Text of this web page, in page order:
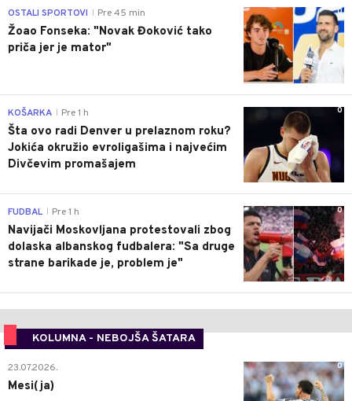
0
OSTALI SPORTOVI Pre 45 min
Žoao Fonseka: "Novak Đoković tako
priča jer je mator"
0
KOŠARKA Pre 1 h
Šta ovo radi Denver u prelaznom roku?
Jokića okružio evroligašima i najvećim
Divčevim promašajem
0
FUDBAL Pre 1 h
Navijači Moskovljana protestovali zbog
dolaska albanskog fudbalera: "Sa druge
strane barikade je, problem je"
KOLUMNA - NEBOJŠA ŠATARA
0
23.07.2026.
Mesi(ja)